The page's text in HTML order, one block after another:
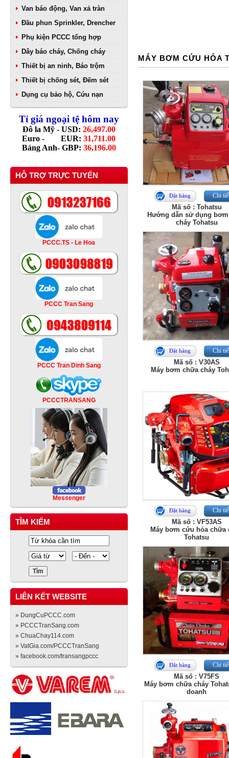
Van báo động, Van xả tràn
Đầu phun Sprinkler, Drencher
Phụ kiện PCCC tổng hợp
Dây báo cháy, Chống cháy
Thiết bị an ninh, Báo trộm
Thiết bị chống sét, Đếm sét
Dụng cụ bảo hộ, Cứu nạn
Tỉ giá ngoại tệ hôm nay
Đô la Mỹ - USD: 26,497.00
Euro - EUR: 31,711.00
Bảng Anh- GBP: 36,196.00
HỖ TRỢ TRỰC TUYẾN
PCCC.TS - Le Hoa
PCCC Tran Sang
PCCC Tran Dinh Sang
PCCCTRANSANG
Messenger
TÌM KIẾM
LIÊN KẾT WEBSITE
» DungCuPCCC.com
» PCCCTranSang.com
» ChuaChay114.com
» VatGia.com/PCCCTranSang
» facebook.com/transangpccc
MÁY BƠM CỨU HỎA
Đặt hàng Chi
Mã số : Tohatsu
Hướng dẫn sử dụng
cháy Tohatsu
Đặt hàng Chi
Mã số : V30AS
Máy bơm chữa cháy
Đặt hàng Chi
Mã số : VF53AS
Máy bơm cứu hỏa chữa
Tohatsu
Đặt hàng Chi
Mã số : V75FS
Máy bơm chữa cháy
doanh